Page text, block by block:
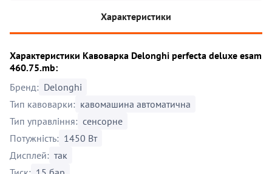
Характеристики
Характеристики Кавоварка Delonghi perfecta deluxe esam
460.75.mb:
Бренд: Delonghi
Тип кавоварки: кавомашина автоматична
Тип управління: сенсорне
Потужність: 1450 Вт
Дисплей: так